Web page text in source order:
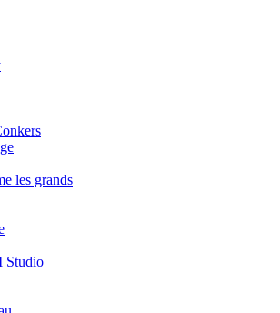
les grands
Studio